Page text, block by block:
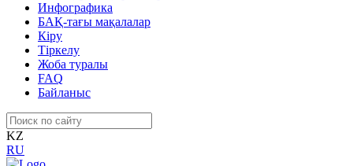
Инфографика
БАҚ-тағы мақалалар
Кіру
Тіркелу
Жоба туралы
FAQ
Байланыс
KZ
RU